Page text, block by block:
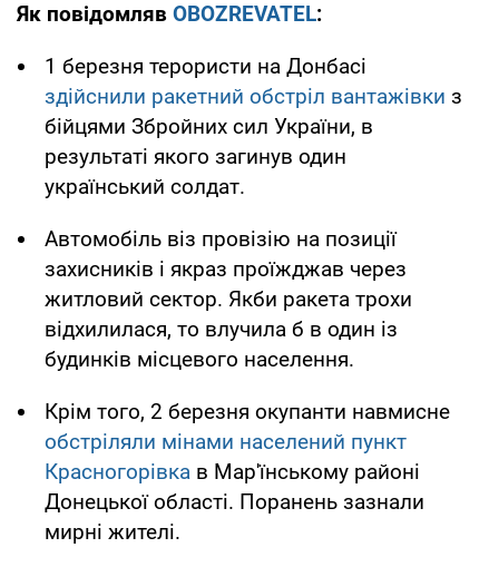
Як повідомляв OBOZREVATEL:
1 березня терористи на Донбасі
здійснили ракетний обстріл вантажівки з
бійцями Збройних сил України, в
результаті якого загинув один
український солдат.
Автомобіль віз провізію на позиції
захисників і якраз проїжджав через
житловий сектор. Якби ракета трохи
відхилилася, то влучила б в один із
будинків місцевого населення.
Крім того, 2 березня окупанти навмисне
обстріляли мінами населений пункт
Красногорівка в Мар'їнському районі
Донецької області. Поранень зазнали
мирні жителі.